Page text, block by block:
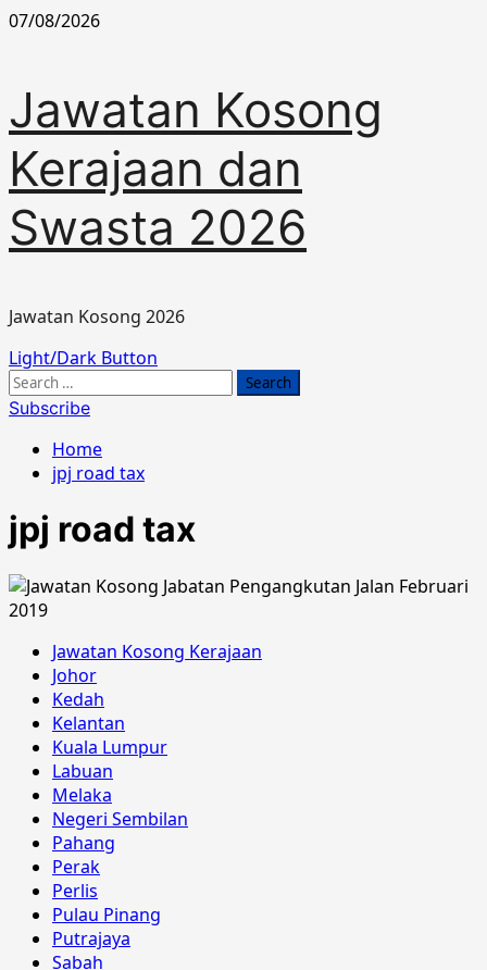
Skip
07/08/2026
Jawatan Kosong
Kerajaan dan
Swasta 2026
Jawatan Kosong 2026
Primary
Menu
Light/Dark Button
Search
for:
Subscribe
Home
jpj road tax
jpj road tax
Jawatan Kosong Kerajaan
Johor
Kedah
Kelantan
Kuala Lumpur
Labuan
Melaka
Negeri Sembilan
Pahang
Perak
Perlis
Pulau Pinang
Putrajaya
Sabah